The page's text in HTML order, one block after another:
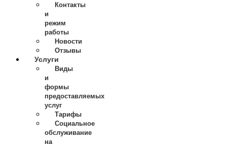
Контакты
и
режим
работы
Новости
Отзывы
Услуги
Виды
и
формы
предоставляемых
услуг
Тарифы
Социальное
обслуживание
на